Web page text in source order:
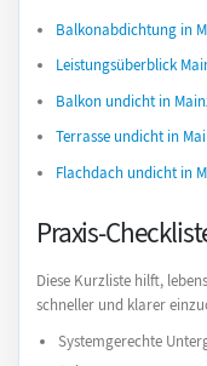
Balkonabdichtung in
Leistungsüberblick
Balkon undicht in
Terrasse undicht in
Flachdach undicht in
Praxis-
Diese Kurzliste hilft,
schneller und klarer
Systemgerechte